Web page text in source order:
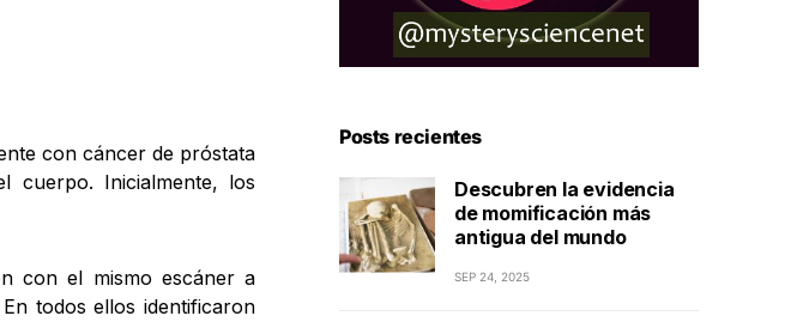
con cáncer de próstata
cuerpo. Inicialmente, los
con el mismo escáner a
todos ellos identificaron
Posts recientes
Descubren la evidencia
de momificación más
antigua del mundo
SEP 24, 2025